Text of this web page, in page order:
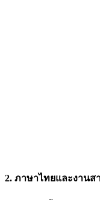
2. ภาษาไทยและงาน